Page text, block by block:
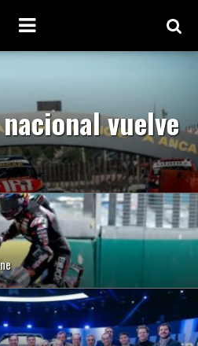
vuelve